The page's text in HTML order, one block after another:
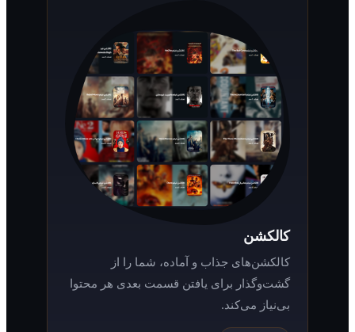
کالکشن‌های جذاب و آماده، شما را از
گشت‌وگذار برای یافتن قسمت بعدی هر محتوا
بی‌نیاز می‌کند.